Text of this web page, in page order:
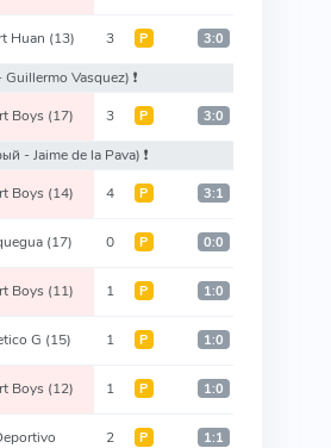
Huan (13) 3 Р 3:0
Guillermo Vasquez) ❗️
Boys (17) 3 Р 3:0
- Jaime de la Pava) ❗️
Boys (14) 4 Р 3:1
(17) 0 Р 0:0
Boys (11) 1 Р 1:0
G (15) 1 Р 1:0
Boys (12) 1 Р 1:0
2 Р 1:1